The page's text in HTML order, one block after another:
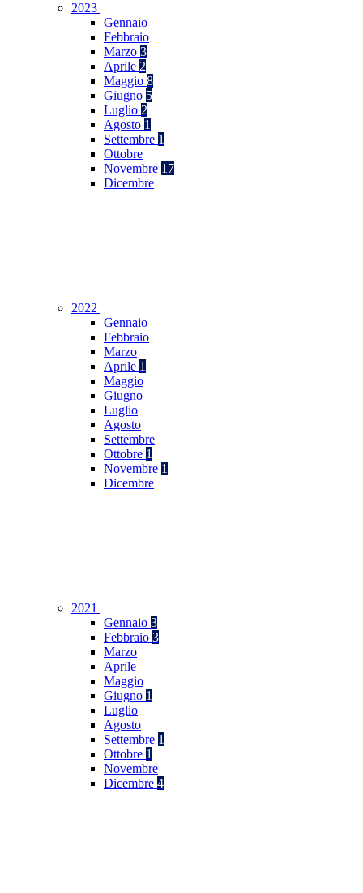
2023
Gennaio
Febbraio
Marzo 3
Aprile 2
Maggio 8
Giugno 5
Luglio 2
Agosto 1
Settembre 1
Ottobre
Novembre 17
Dicembre
2022
Gennaio
Febbraio
Marzo
Aprile 1
Maggio
Giugno
Luglio
Agosto
Settembre
Ottobre 1
Novembre 1
Dicembre
2021
Gennaio 3
Febbraio 3
Marzo
Aprile
Maggio
Giugno 1
Luglio
Agosto
Settembre 1
Ottobre 1
Novembre
Dicembre 4